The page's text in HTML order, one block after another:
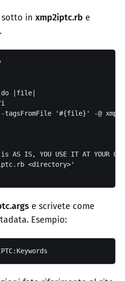
in xmp2iptc.rb e
do |file|
'#{file}' -@
AS IS, YOU USE IT AT
<directory>'
e scrivete come
Esempio: